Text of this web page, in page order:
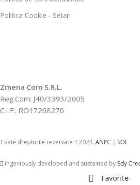
Politica Cookie - Setari
Zmena Com S.R.L.
Reg.Com: J40/3393/2005
C.I.F.: RO17268270
Toate drepturile rezervate 2024. ANPC | SOL
Ingeniously developed and sustained by Edy
Favorite